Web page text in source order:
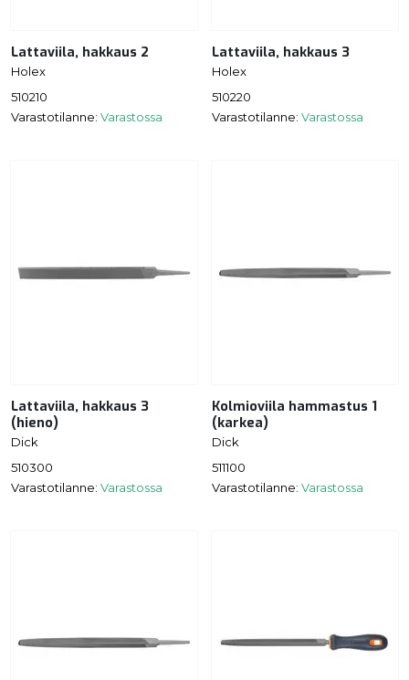
Lattaviila, hakkaus 2
Holex
510210
Varastotilanne: Varastossa
Lattaviila, hakkaus 3
Holex
510220
Varastotilanne: Varastossa
Lattaviila, hakkaus 3
(hieno)
Dick
510300
Varastotilanne: Varastossa
Kolmioviila hammastus 1
(karkea)
Dick
511100
Varastotilanne: Varastossa